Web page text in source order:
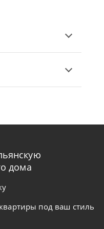
от
08.31
дома
под ваш стиль